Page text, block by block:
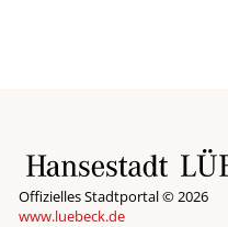
Offizielles Stadtportal © 2026
www.luebeck.de